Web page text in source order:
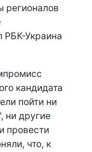
регионалов
РБК-Украина
кандидата
пойти ни
ни другие
провести
что, к